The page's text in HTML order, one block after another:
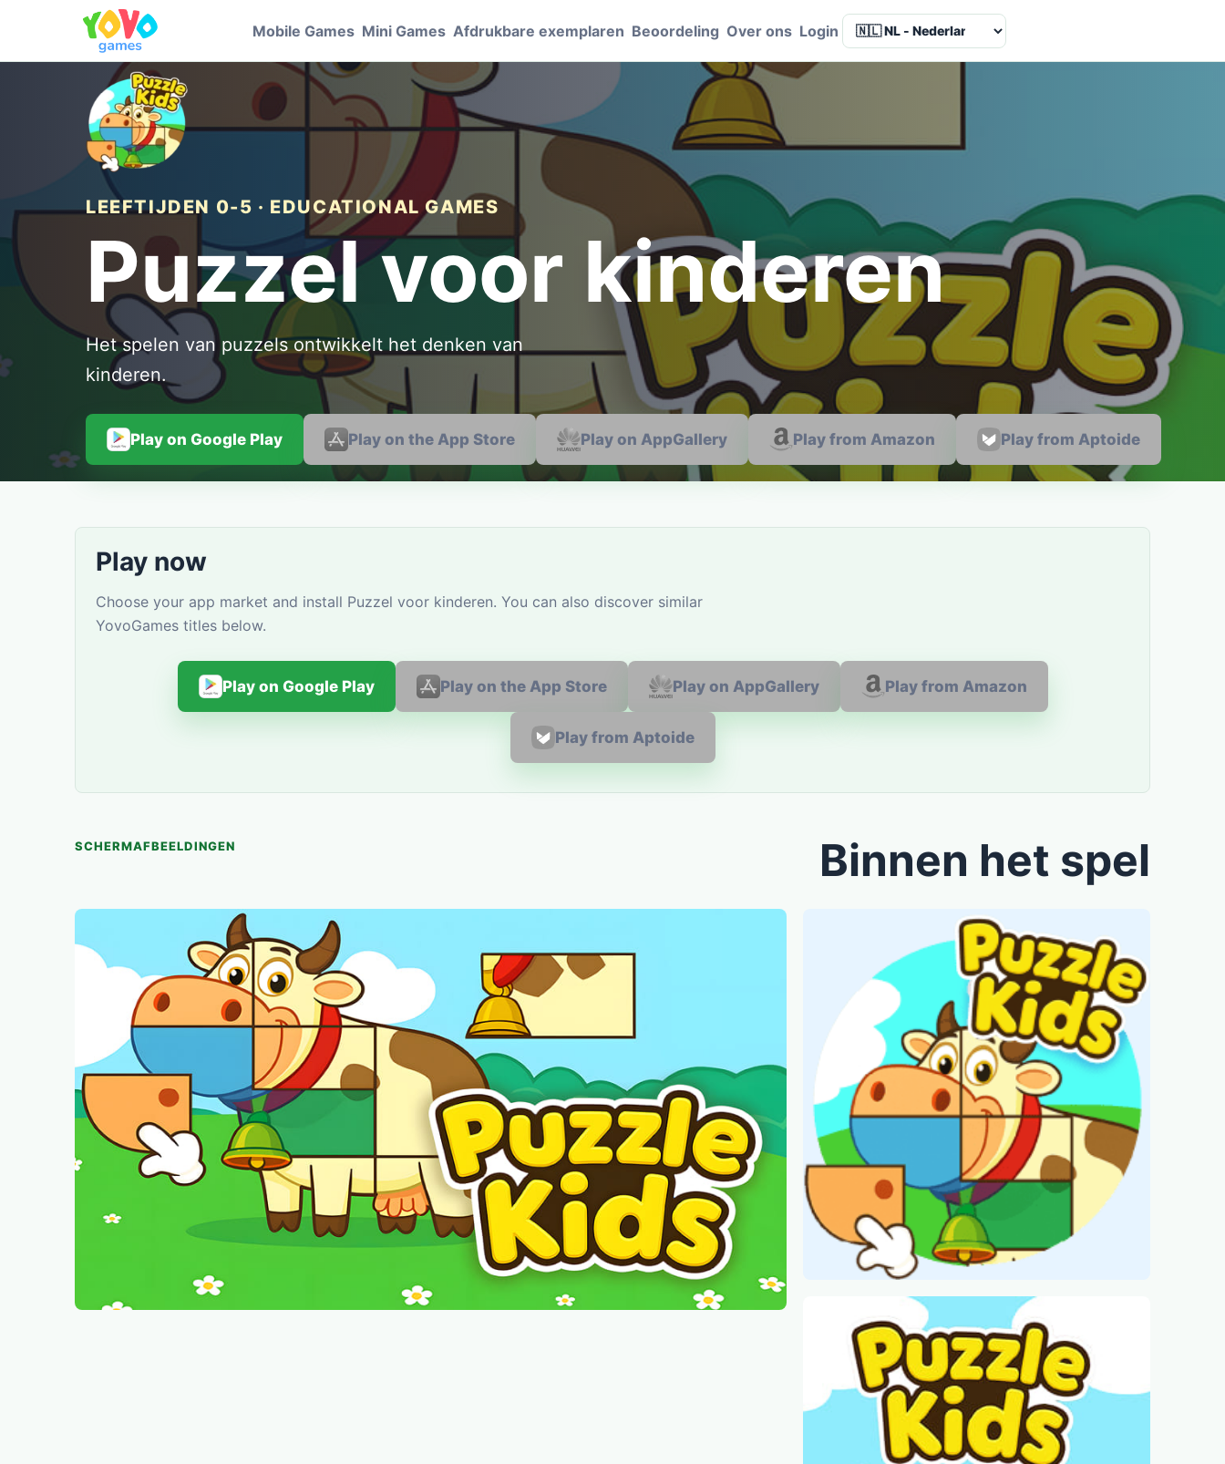
Mobile Games Mini Games Afdrukbare exemplaren Beoordeling Over ons Login Language
LEEFTIJDEN 0-5 · EDUCATIONAL GAMES
Puzzel voor kinderen
Het spelen van puzzels ontwikkelt het denken van
kinderen.
Play on Google Play Play on the App Store Play on AppGallery Play from Amazon Play from Aptoide
Play now
Choose your app market and install Puzzel voor kinderen. You can also discover similar
YovoGames titles below.
Play on Google Play Play on the App Store Play on AppGallery Play from Amazon
Play from Aptoide
SCHERMAFBEELDINGEN Binnen het spel